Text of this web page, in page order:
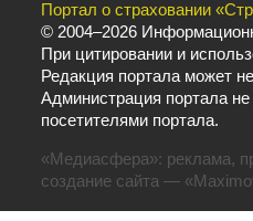
Портал о страховании
© 2004–2026
При цитировании и
Редакция портала может
Администрация портала
посетителями портала.
«Медиасфера»: реклама,
создание сайта —